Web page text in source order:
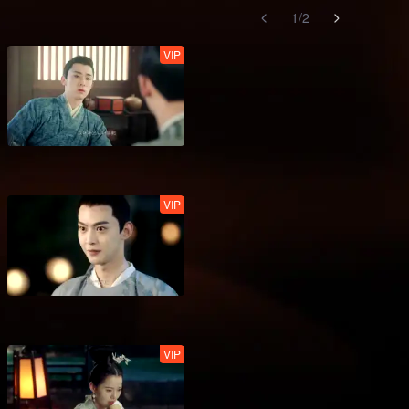
1/2
VIP
VIP
VIP